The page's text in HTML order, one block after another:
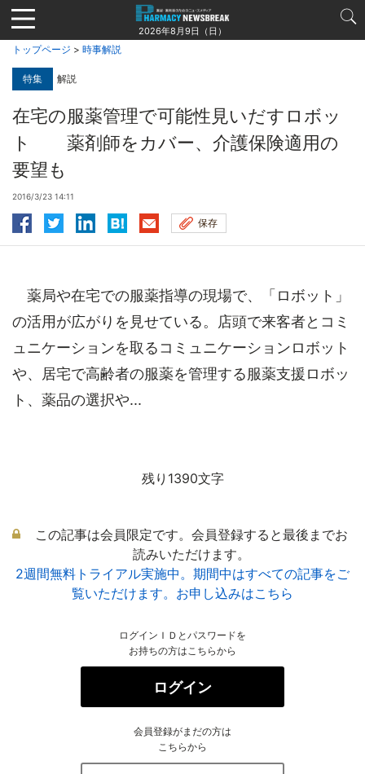
Jump
to
navigation
2026年8月9日（日）
トップページ > 時事解説
特集 解説
在宅の服薬管理で可能性見いだすロボッ
ト 薬剤師をカバー、介護保険適用の
要望も
2016/3/23 14:11
保存
薬局や在宅での服薬指導の現場で、「ロボット」
の活用が広がりを見せている。店頭で来客者とコミ
ュニケーションを取るコミュニケーションロボット
や、居宅で高齢者の服薬を管理する服薬支援ロボッ
ト、薬品の選択や...
残り1390文字
この記事は会員限定です。会員登録すると最後までお
読みいただけます。
2週間無料トライアル実施中。期間中はすべての記事をご
覧いただけます。お申し込みはこちら
ログインＩＤとパスワードを
お持ちの方はこちらから
ログイン
会員登録がまだの方は
こちらから